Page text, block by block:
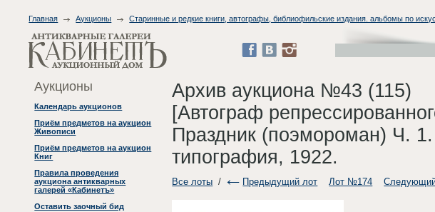
Главная Аукционы Старинные и редкие книги, автографы, библиофильские издания. альбомы по
Аукционы
Календарь аукционов
Приём предметов на аукцион
Живописи
Приём предметов на аукцион
Книг
Правила проведения
аукциона антикварных
галерей «Кабинетъ»
Оставить заочный бид
Архив аукциона №43 (115)
[Автограф
Праздник (поэмороман) Ч. 1.
типография, 1922.
Все лоты / Предыдущий лот Лот №174